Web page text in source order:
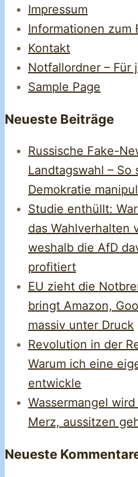
Impressum
Informationen zum
Kontakt
Notfallordner – Für
Sample Page
Neueste Beiträge
Russische Fake-
Landtagswahl – So
Demokratie
Studie enthüllt:
das Wahlverhalten
weshalb die AfD
profitiert
EU zieht die
bringt Amazon,
massiv unter Druck
Revolution in der
Warum ich eine
entwickle
Wassermangel
Merz, aussitzen
Neueste